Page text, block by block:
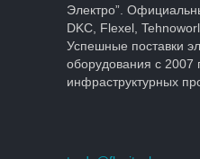
Электро”.
DKC, Flexel,
Успешные поставки
оборудования с 2007
инфраструктурных